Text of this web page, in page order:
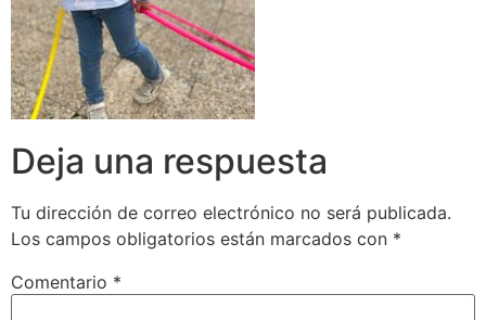
Deja una respuesta
Tu dirección de correo electrónico no será publicada.
Los campos obligatorios están marcados con *
Comentario *